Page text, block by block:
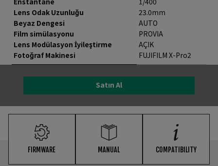
Lens Odak Uzunluğu
Beyaz Dengesi
Film simülasyonu
Lens Modülasyon İyileştirme
Fotoğraf Makinesi
23.0mm
AUTO
PROVIA
AÇIK
FUJIFILM X-Pro2
Satın Al
FIRMWARE MANUAL COMPATIBILITY